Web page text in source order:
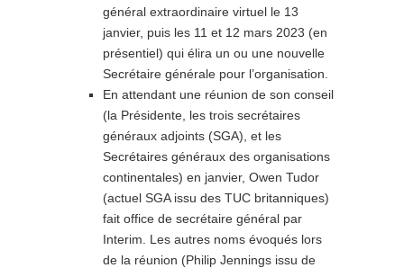
général extraordinaire virtuel le 13
janvier, puis les 11 et 12 mars 2023 (en
présentiel) qui élira un ou une nouvelle
Secrétaire générale pour l’organisation.
En attendant une réunion de son conseil
(la Présidente, les trois secrétaires
généraux adjoints (SGA), et les
Secrétaires généraux des organisations
continentales) en janvier, Owen Tudor
(actuel SGA issu des TUC britanniques)
fait office de secrétaire général par
Interim. Les autres noms évoqués lors
de la réunion (Philip Jennings issu de